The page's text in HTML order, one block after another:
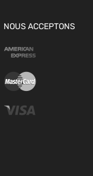
NOUS ACCEPTONS